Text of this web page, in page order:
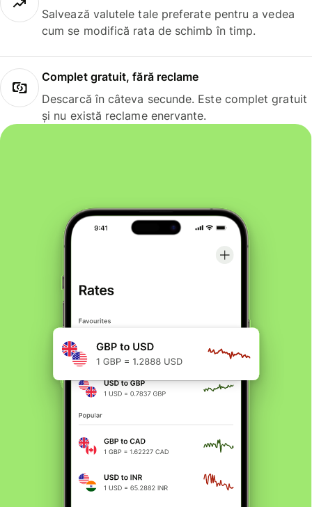
Salvează valutele tale preferate pentru a vedea
cum se modifică rata de schimb în timp.
Complet gratuit, fără reclame
Descarcă în câteva secunde. Este complet gratuit
și nu există reclame enervante.